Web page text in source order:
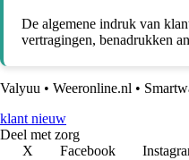
De algemene indruk van
vertragingen, benadrukken
Valyuu • Weeronline.nl •
klant nieuw
Deel met zorg
X
Facebook